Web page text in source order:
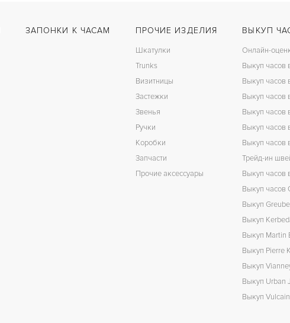
ЗАПОНКИ К ЧАСАМ ПРОЧИЕ ИЗДЕЛИЯ
Шкатулки
Trunks
Визитницы
Застежки
Звенья
Ручки
Коробки
Запчасти
Прочие аксессуары
ВЫКУП
Онлайн-
Выкуп часов
Выкуп часов
Выкуп часов
Выкуп часов
Выкуп часов
Выкуп часов
Трейд-ин
Выкуп часов
Выкуп часов
Выкуп
Выкуп
Выкуп Martin
Выкуп Pierre
Выкуп
Выкуп Urban
Выкуп Vulcain